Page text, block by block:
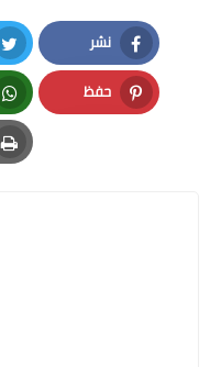
نشر
Facebook
حفظ
Pinterest